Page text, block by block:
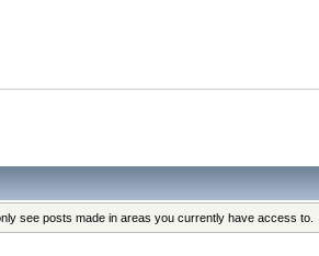
see posts made in areas you currently have access to.